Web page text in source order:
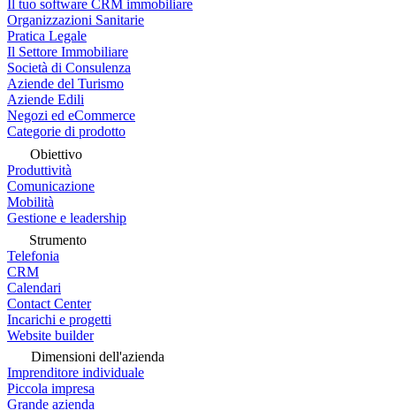
Il tuo software CRM immobiliare
Organizzazioni Sanitarie
Pratica Legale
Il Settore Immobiliare
Società di Consulenza
Aziende del Turismo
Aziende Edili
Negozi ed eCommerce
Categorie di prodotto
Obiettivo
Produttività
Comunicazione
Mobilità
Gestione e leadership
Strumento
Telefonia
CRM
Calendari
Contact Center
Incarichi e progetti
Website builder
Dimensioni dell'azienda
Imprenditore individuale
Piccola impresa
Grande azienda